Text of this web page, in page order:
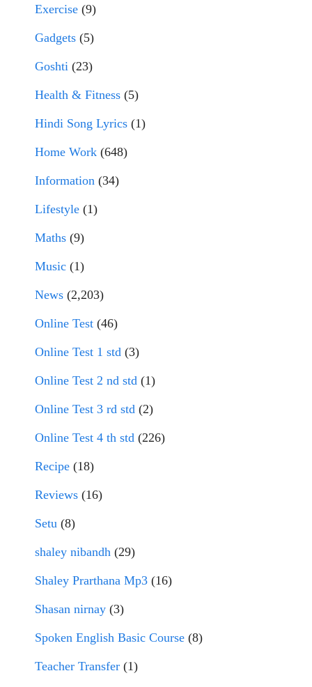
Exercise (9)
Gadgets (5)
Goshti (23)
Health & Fitness (5)
Hindi Song Lyrics (1)
Home Work (648)
Information (34)
Lifestyle (1)
Maths (9)
Music (1)
News (2,203)
Online Test (46)
Online Test 1 std (3)
Online Test 2 nd std (1)
Online Test 3 rd std (2)
Online Test 4 th std (226)
Recipe (18)
Reviews (16)
Setu (8)
shaley nibandh (29)
Shaley Prarthana Mp3 (16)
Shasan nirnay (3)
Spoken English Basic Course (8)
Teacher Transfer (1)